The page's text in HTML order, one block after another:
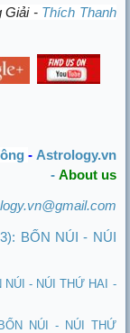
Giải - Thích Thanh
- Astrology.vn
- About us
BỐN NÚI - NÚI
NÚI - NÚI THỨ HAI -
NÚI - NÚI THỨ